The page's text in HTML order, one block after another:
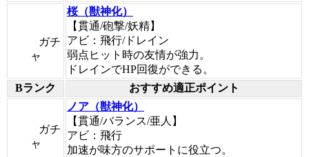
ガチ
ャ
桜（獣神化）
【貫通/砲撃/妖精】
アビ：飛行/ドレイン
弱点ヒット時の友情が強力。
ドレインでHP回復ができる。
Bランク
おすすめ適正ポイント
ガチ
ャ
ノア（獣神化）
【貫通/バランス/亜人】
アビ：飛行
加速が味方のサポートに役立つ。